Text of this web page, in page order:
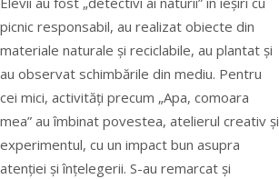
picnic responsabil, au realizat obiecte din
materiale naturale și reciclabile, au plantat și
au observat schimbările din mediu. Pentru
cei mici, activități precum „Apa, comoara
mea” au îmbinat povestea, atelierul creativ și
experimentul, cu un impact bun asupra
atenției și înțelegerii. S-au remarcat și